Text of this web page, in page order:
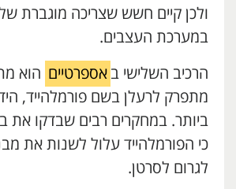
ולכן קיים חשש שצריכה מוגברת
במערכת העצבים.
הרכיב השלישי ב אספרטיים הוא
מתפרק לרעלן בשם פורמלהייד,
ביותר. במחקרים רבים שבדקו את
לגרום לסרטן.